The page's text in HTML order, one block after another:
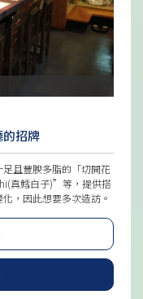
招牌
且豐腴多脂的「切開花
真鱈白子)”等，提供搭
，因此想要多次造訪。